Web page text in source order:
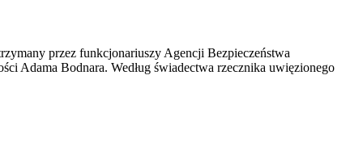
przez funkcjonariuszy Agencji Bezpieczeństwa
Adama Bodnara. Według świadectwa rzecznika uwięzionego